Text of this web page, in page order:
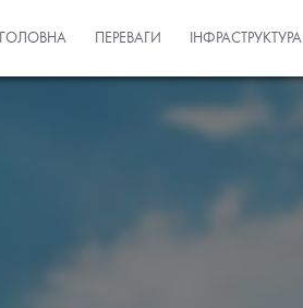
ГОЛОВНА ПЕРЕВАГИ ІНФРАСТРУКТУРА